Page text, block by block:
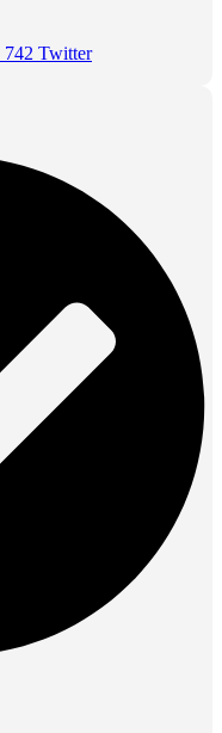
742 Twitter